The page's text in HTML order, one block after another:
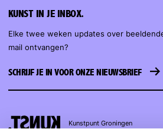
KUNST IN JE INBOX.
Elke twee weken updates over
mail ontvangen?
SCHRIJF JE IN VOOR ONZE NIEUWSBRIEF
Kunstpunt Groningen